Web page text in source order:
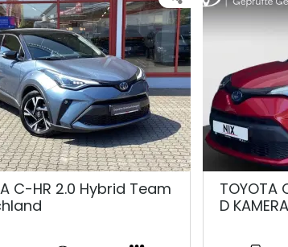
C-HR 2.0 Hybrid Team
TOYOTA
D